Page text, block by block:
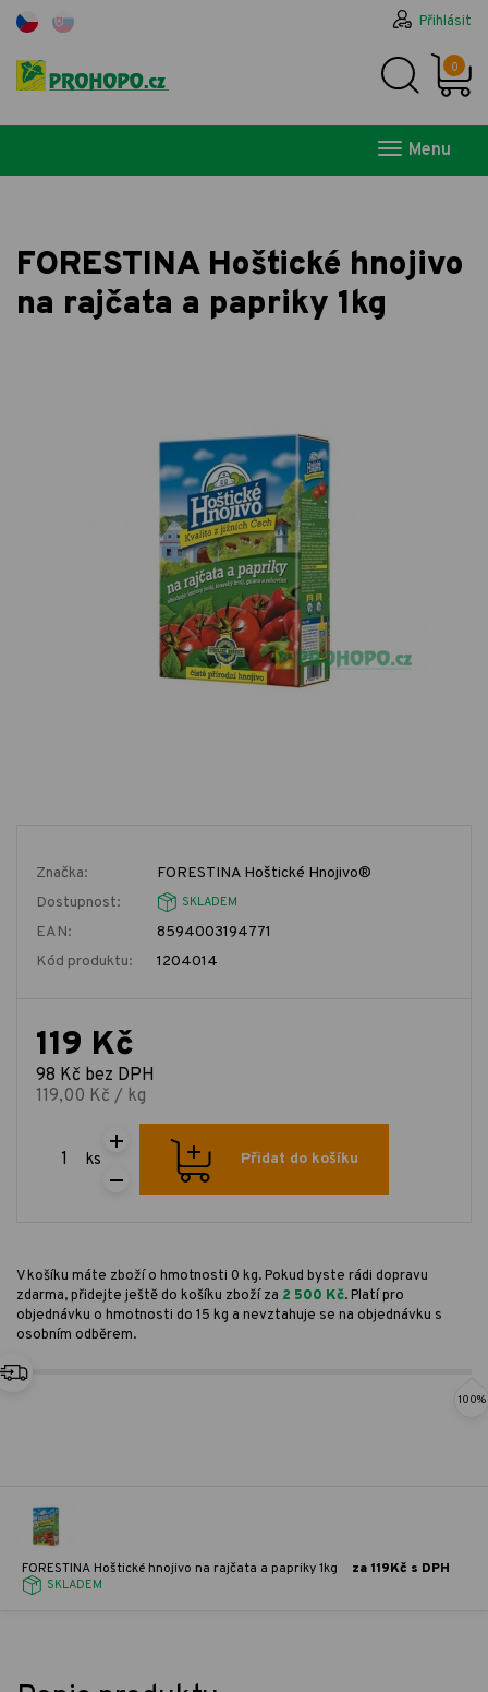
Přihlásit
0
Menu
FORESTINA Hoštické hnojivo
na rajčata a papriky 1kg
Značka:
FORESTINA Hoštické Hnojivo®
Dostupnost:
SKLADEM
EAN:
8594003194771
Kód produktu:
1204014
119 Kč
98 Kč bez DPH
119,00 Kč / kg
ks Přidat do košíku
V košíku máte zboží o hmotnosti 0 kg. Pokud byste rádi dopravu
zdarma, přidejte ještě do košíku zboží za 2 500 Kč. Platí pro
objednávku o hmotnosti do 15 kg a nevztahuje se na objednávku s
osobním odběrem.
100%
FORESTINA Hoštické hnojivo na rajčata a papriky 1kg za 119Kč s DPH
SKLADEM